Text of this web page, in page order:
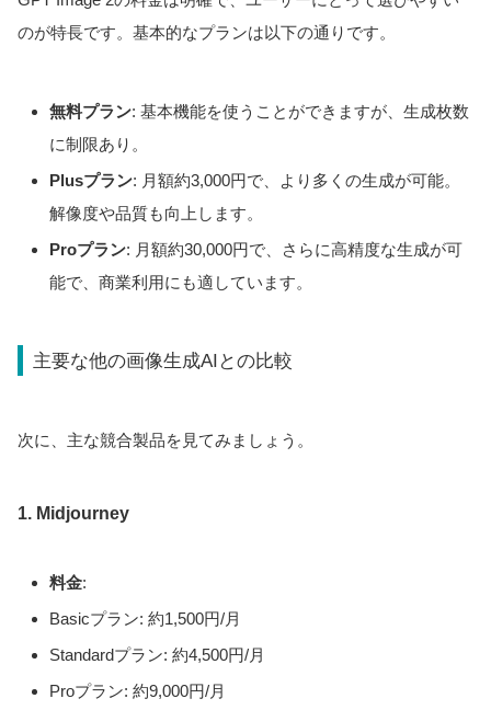
のが特長です。基本的なプランは以下の通りです。
無料プラン: 基本機能を使うことができますが、生成枚数
に制限あり。
Plusプラン: 月額約3,000円で、より多くの生成が可能。
解像度や品質も向上します。
Proプラン: 月額約30,000円で、さらに高精度な生成が可
能で、商業利用にも適しています。
主要な他の画像生成AIとの比較
次に、主な競合製品を見てみましょう。
1. Midjourney
料金:
Basicプラン: 約1,500円/月
Standardプラン: 約4,500円/月
Proプラン: 約9,000円/月